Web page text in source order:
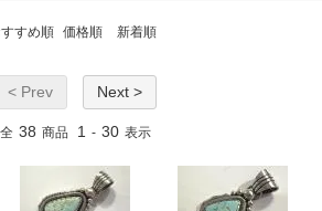
すめ順 価格順 新着順
< Prev Next >
全 38 商品 1 - 30 表示